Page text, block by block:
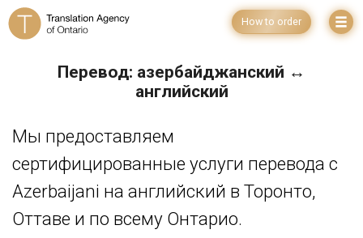
How to order
Перевод: азербайджанский ↔
английский
Мы предоставляем
сертифицированные услуги перевода с
Azerbaijani на английский в Торонто,
Оттаве и по всему Онтарио.